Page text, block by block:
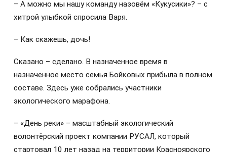
– А можно мы нашу команду назовём «Кукусики»? – с
хитрой улыбкой спросила Варя.
– Как скажешь, дочь!
Сказано – сделано. В назначенное время в
назначенное место семья Бойковых прибыла в полном
составе. Здесь уже собрались участники
экологического марафона.
– «День реки» – масштабный экологический
волонтёрский проект компании РУСАЛ, который
стартовал 10 лет назад на территории Красноярского